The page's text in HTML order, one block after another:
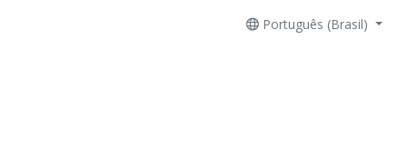
Português (Brasil)